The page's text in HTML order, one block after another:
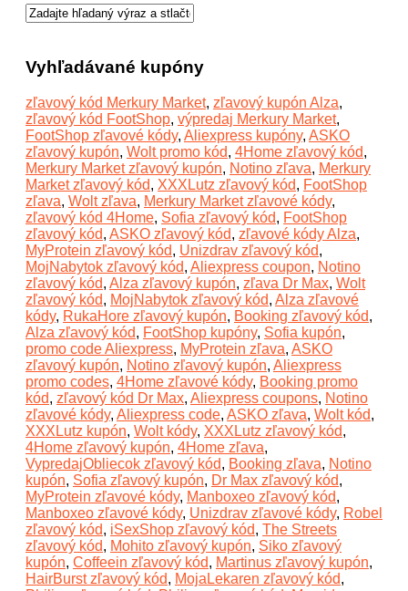
Vyhľadávané kupóny
zľavový kód Merkury Market, zľavový kupón Alza,
zľavový kód FootShop, výpredaj Merkury Market,
FootShop zľavové kódy, Aliexpress kupóny, ASKO
zľavový kupón, Wolt promo kód, 4Home zľavový kód,
Merkury Market zľavový kupón, Notino zľava, Merkury
Market zľavový kód, XXXLutz zľavový kód, FootShop
zľava, Wolt zľava, Merkury Market zľavové kódy,
zľavový kód 4Home, Sofia zľavový kód, FootShop
zľavový kód, ASKO zľavový kód, zľavové kódy Alza,
MyProtein zľavový kód, Unizdrav zľavový kód,
MojNabytok zľavový kód, Aliexpress coupon, Notino
zľavový kód, Alza zľavový kupón, zľava Dr Max, Wolt
zľavový kód, MojNabytok zľavový kód, Alza zľavové
kódy, RukaHore zľavový kupón, Booking zľavový kód,
Alza zľavový kód, FootShop kupóny, Sofia kupón,
promo code Aliexpress, MyProtein zľava, ASKO
zľavový kupón, Notino zľavový kupón, Aliexpress
promo codes, 4Home zľavové kódy, Booking promo
kód, zľavový kód Dr Max, Aliexpress coupons, Notino
zľavové kódy, Aliexpress code, ASKO zľava, Wolt kód,
XXXLutz kupón, Wolt kódy, XXXLutz zľavový kód,
4Home zľavový kupón, 4Home zľava,
VypredajObliecok zľavový kód, Booking zľava, Notino
kupón, Sofia zľavový kupón, Dr Max zľavový kód,
MyProtein zľavové kódy, Manboxeo zľavový kód,
Manboxeo zľavové kódy, Unizdrav zľavové kódy, Robel
zľavový kód, iSexShop zľavový kód, The Streets
zľavový kód, Mohito zľavový kupón, Siko zľavový
kupón, Coffeein zľavový kód, Martinus zľavový kupón,
HairBurst zľavový kód, MojaLekaren zľavový kód,